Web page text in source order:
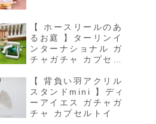
【 ホースリールのあ
るお庭 】ターリンイ
ンターナショナル ガ
チャガチャ カプセル
【 背負い羽アクリル
スタンドmini 】ディ
ーアイエス ガチャガ
チャ カプセルトイ